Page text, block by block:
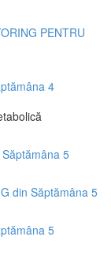
PENTRU
4
5
din Săptămâna 5
5